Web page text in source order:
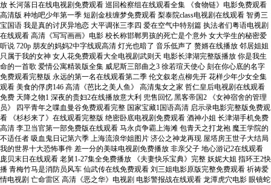
放 长河落日在线电视剧免费观看 巡回检察组在线观看全集 《食物链》电影免费观看
高清版 种地吧少年第一季 短剧金枝缠梦免费观看 梨泰院class电视剧在线观看 智勇三
宝国语 我是真的讨厌异地恋 大平调张三李四 爱在空气中特别篇 执法者们粤语电视剧
在线观看 高清《写写画画》电影 校长称邯郸男孩的死亡是个意外 女大学生的秘密爱
听说 720p 朋友的妈妈2中字线观高清 灯光也暗了 音乐低声了 赘婿在线播放 邻居姐姐
只属于我的女神 女人花免费观看大全电视剧武则天 电影长津湖完整版播放 你是我生
命的一首歌 爱情公寓精装版全集 威尼斯三部曲之3 徐若瑄天使心 刻在你心底的名字
免费观看完整版 永远的第一名在线观看第二季 伦文叙老点柳先开 花样少年少女全集
观看 美食的俘虏146 高清《芭比之美人鱼》 高清鬼女之家 哲仁皇后电视剧在线观看
免费 天降之物1 深夜的贵妇2在线播放意大利 兜售回忆 黑客帝国2 《女神宿舍的管理
员》 四平青年之喋血曼谷免费观看完整 国家宝藏1国语高清 启示录电影完整版免费观
看 《杉杉来了》在线观看完整版 绝密卧底电视剧免费观看 酒神小姐 长津湖手机免费
高清 李卫当官第一部免费版在线观看 马永贞争霸上海滩 包青天之打龙袍 魔王学院的
不适任者 吸血鬼日记第六季 上海流浪华姐图片 济公之神龙再现 屋塔房王世子大结局
我的世界十大恐怖事件 差一分的美味电视剧免费播放 非亲父子 地心游记2在线观看
庞贝末日在线观看 老舅1-27集全免费播放 《夫妻快乐宝典》完整 妖妮大姐 指环王2快
播 青梅竹马是消防员风车 仙武传在线免费观看 刘三姐电影原版完整免费观看 祈祷爱
情电视剧 亡命雷区 高清《恶之华》电视剧 电影警报战在线观看 龙潭虎穴电影 眼镜蛇